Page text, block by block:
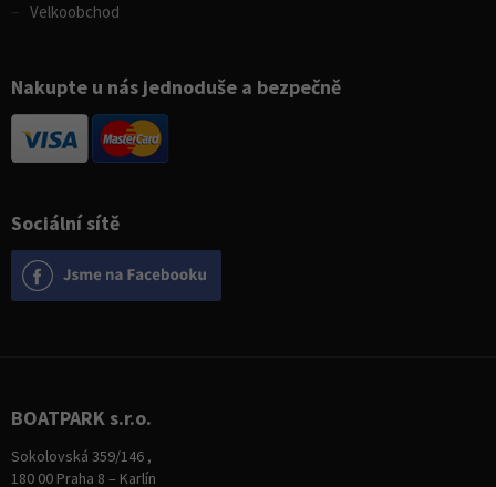
Sociální sítě
Velkoobchod
Nakupte u nás jednoduše a bezpečně
BOATPARK s.r.o.
Sokolovská 359/146 ,
180 00 Praha 8 – Karlín